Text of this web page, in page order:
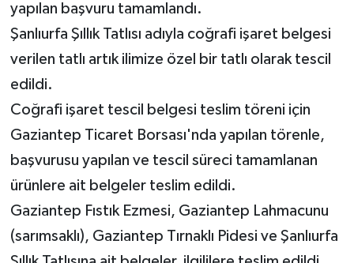
yapılan başvuru tamamlandı.
Şanlıurfa Şıllık Tatlısı adıyla coğrafi işaret belgesi
verilen tatlı artık ilimize özel bir tatlı olarak tescil
edildi.
Coğrafi işaret tescil belgesi teslim töreni için
Gaziantep Ticaret Borsası'nda yapılan törenle,
başvurusu yapılan ve tescil süreci tamamlanan
ürünlere ait belgeler teslim edildi.
Gaziantep Fıstık Ezmesi, Gaziantep Lahmacunu
(sarımsaklı), Gaziantep Tırnaklı Pidesi ve Şanlıurfa